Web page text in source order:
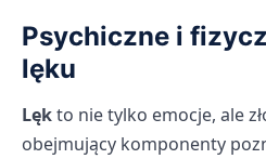
Psychiczne i
lęku
Lękto nie tylko emocje, ale
obejmujący komponenty